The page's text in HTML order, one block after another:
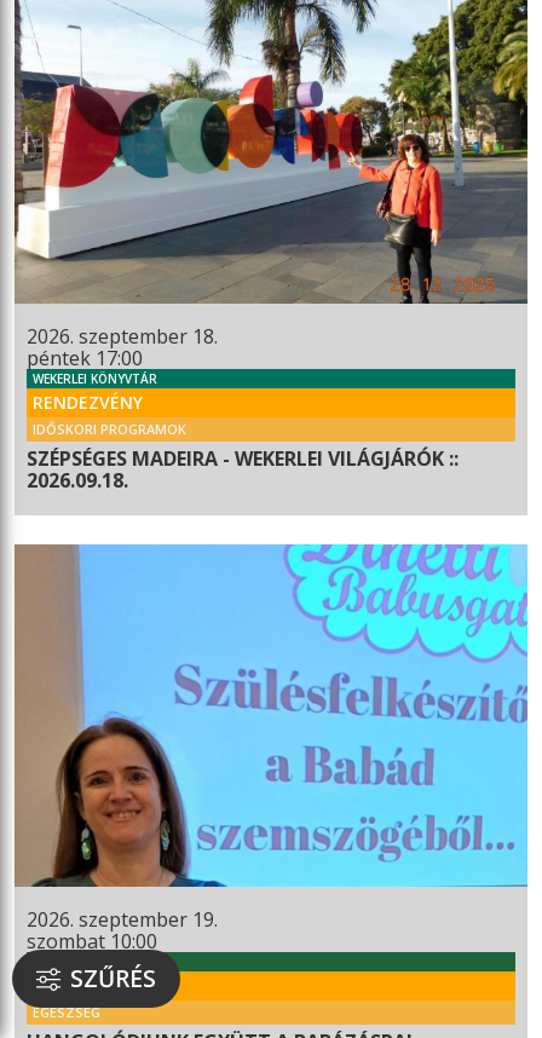
2026. szeptember 18.
péntek 17:00
WEKERLEI KÖNYVTÁR
RENDEZVÉNY
IDŐSKORI PROGRAMOK
SZÉPSÉGES MADEIRA - WEKERLEI VILÁGJÁRÓK ::
2026.09.18.
2026. szeptember 19.
szombat 10:00
WEKERLEI KULTÚRHÁZ
RENDEZVÉNY
EGÉSZSÉG
SZŰRÉS